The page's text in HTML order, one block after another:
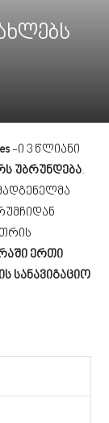
-ი 3 წლიანი
უბრუნდება.
ერთი
სანავიგაციო